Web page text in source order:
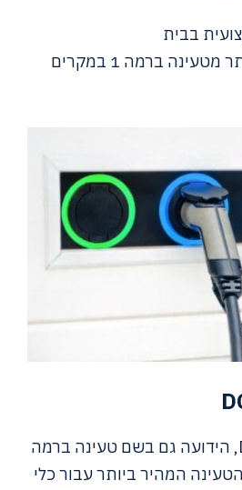
בבית
יכול להיות יקר יותר מטעינה ברמה 1 במקרים
של DC, הידועה גם בשם טעינה ברמה
המהיר ביותר עבור כלי